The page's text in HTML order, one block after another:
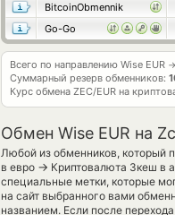
BitcoinObmennik
Go-Go
Всего по направлению Wise EUR →
Суммарный резерв обменников:
Курс обмена ZEC/EUR на
Обмен Wise EUR на
Любой из обменников, который
в евро → Криптовалюта Зкеш в
специальные метки, которые
на сайт выбранного вами
названием. Если после